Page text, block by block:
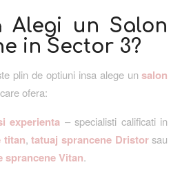
Alegi un Salon
in Sector 3?
plin de optiuni insa alege un salon
ofera:
experienta – specialisti calificati in
titan,tatuaj sprancene Dristorsau
sprancene Vitan.